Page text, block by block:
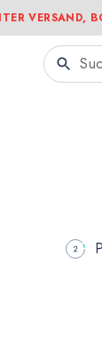
VERSAND,